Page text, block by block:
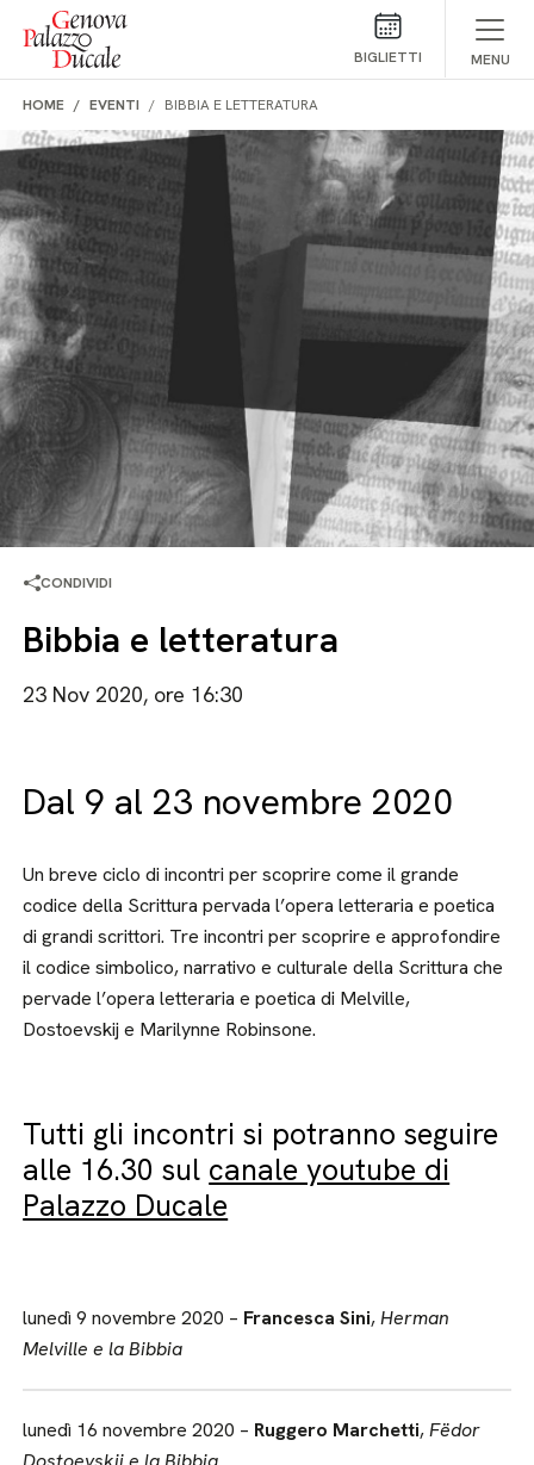
Salta al contenuto
BIGLIETTI MENU
HOME EVENTI BIBBIA E LETTERATURA
CONDIVIDI
Bibbia e letteratura
23 Nov 2020, ore 16:30
Dal 9 al 23 novembre 2020
Un breve ciclo di incontri per scoprire come il grande
codice della Scrittura pervada l’opera letteraria e poetica
di grandi scrittori. Tre incontri per scoprire e approfondire
il codice simbolico, narrativo e culturale della Scrittura che
pervade l’opera letteraria e poetica di Melville,
Dostoevskij e Marilynne Robinsone.
Tutti gli incontri si potranno seguire
alle 16.30 sul canale youtube di
Palazzo Ducale
lunedì 9 novembre 2020 – Francesca Sini,Herman
Melville e la Bibbia
lunedì 16 novembre 2020 – Ruggero Marchetti,Fëdor